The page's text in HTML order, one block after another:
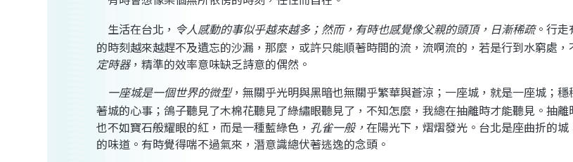
生活在台北 ， 令人感動的事似乎越來越多；然而，有時也感覺像父親的頭頂，日漸稀疏。行走
的時刻越來越趕不及遺忘的沙漏，那麼，或許只能順著時間的流，流啊流的，若是行到水窮處，
定時器，精準的效率意味缺乏詩意的偶然。
一座城是一個世界的微型，無關乎光明與黑暗也無關乎繁華與蒼涼；一座城，就是一座城；
著城的心事；鴿子聽見了木棉花聽見了綠繡眼聽見了，不知怎麼，我總在抽離時才能聽見。抽
也不如寶石般耀眼的紅，而是一種藍綠色， 孔雀一般，在陽光下，熠熠發光。台北是座曲折的
的味道。有時覺得喘不過氣來，潛意識總伏著逃逸的念頭。